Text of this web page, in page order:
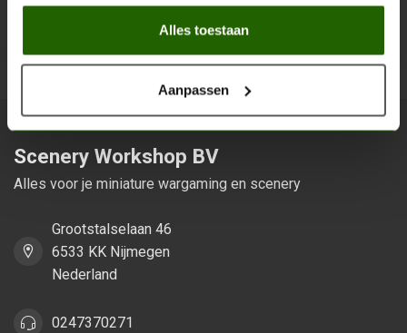
Alles toestaan
Aanpassen
Blijf op de hoogte over onze laatste acties
Scenery Workshop BV
Alles voor je miniature wargaming en scenery
Grootstalselaan 46
6533 KK Nijmegen
Nederland
0247370271